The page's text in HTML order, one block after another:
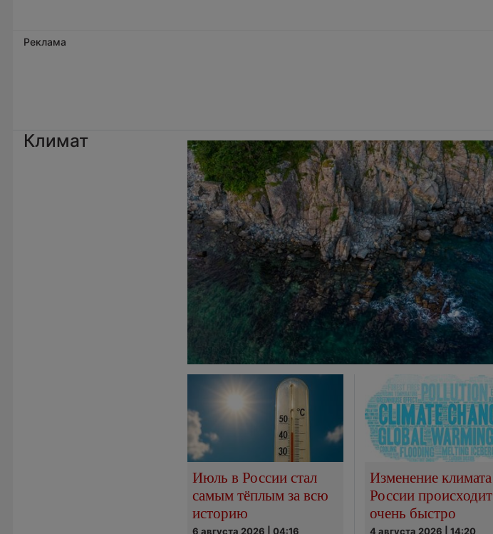
Реклама
Климат
Июль в России стал
самым тёплым за всю
историю
6 августа 2026 | 04:16
Изменение климата
России происходит
очень быстро
4 августа 2026 | 14:20